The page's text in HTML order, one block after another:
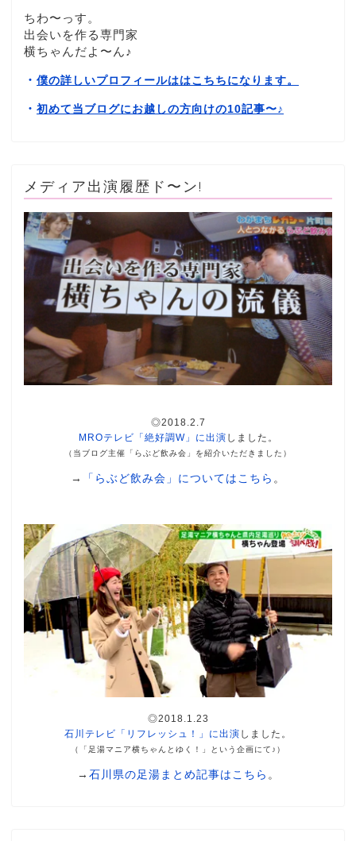
ちわ〜っす。
出会いを作る専門家
横ちゃんだよ〜ん♪
・ 僕の詳しいプロフィールははこちちになります。
・ 初めて当ブログにお越しの方向けの10記事〜♪
メディア出演履歴ド〜ン!
◎2018.2.7
MROテレビ「絶好調W」に出演 しました。
（当ブログ主催「らぶど飲み会」を紹介いただきました）
→ 「らぶど飲み会」についてはこちら 。
◎2018.1.23
石川テレビ「リフレッシュ！」に出演 しました。
（「足湯マニア横ちゃんとゆく！」という企画にて♪）
→ 石川県の足湯まとめ記事はこちら 。